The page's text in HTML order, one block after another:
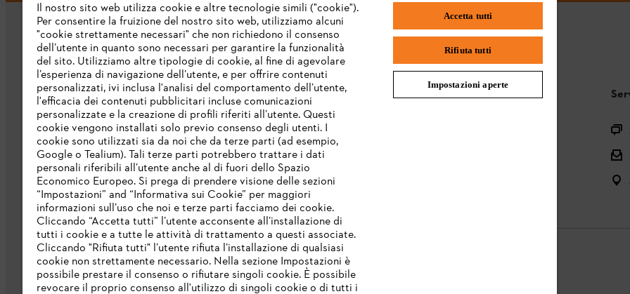
L’azienda
Chi siamo
Scarica il catalogo
STIHL Integrity Line
STIHL FAQ
Termini e condizioni generali Privacy policy Note legali
Il nostro sito web utilizza cookie e altre tecnologie simili ("cookie").
Per consentire la fruizione del nostro sito web, utilizziamo alcuni
"cookie strettamente necessari" che non richiedono il consenso
dell’utente in quanto sono necessari per garantire la funzionalità
del sito. Utilizziamo altre tipologie di cookie, al fine di agevolare
l’esperienza di navigazione dell’utente, e per offrire contenuti
personalizzati, ivi inclusa l'analisi del comportamento dell’utente,
l'efficacia dei contenuti pubblicitari incluse comunicazioni
personalizzate e la creazione di profili riferiti all’utente. Questi
cookie vengono installati solo previo consenso degli utenti. I
cookie sono utilizzati sia da noi che da terze parti (ad esempio,
Google o Tealium). Tali terze parti potrebbero trattare i dati
personali riferibili all’utente anche al di fuori dello Spazio
Economico Europeo. Si prega di prendere visione delle sezioni
“Impostazioni” and “Informativa sui Cookie” per maggiori
informazioni sull’uso che noi e terze parti facciamo dei cookie.
Cliccando “Accetta tutti” l’utente acconsente all’installazione di
tutti i cookie e a tutte le attività di trattamento a questi associate.
Cliccando "Rifiuta tutti" l’utente rifiuta l’installazione di qualsiasi
cookie non strettamente necessario. Nella sezione Impostazioni è
possibile prestare il consenso o rifiutare singoli cookie. È possibile
revocare il proprio consenso all'utilizzo di singoli cookie o di tutti i
Accetta tutti
Rifiuta tutti
Impostazioni aperte